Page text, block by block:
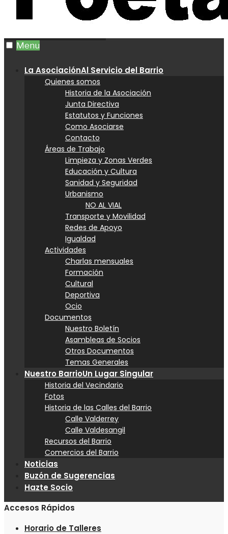
Menu
La AsociaciónAl Servicio del Barrio
Quienes somos
Historia de la Asociación
Junta Directiva
Estatutos y Funciones
Como Asociarse
Contacto
Áreas de Trabajo
Limpieza y Zonas Verdes
Educación y Cultura
Sanidad y Seguridad
Urbanismo
NO AL VIAL
Transporte y Movilidad
Redes de Apoyo
Igualdad
Actividades
Charlas mensuales
Formación
Cultural
Deportiva
Ocio
Documentos
Nuestro Boletín
Asambleas de Socios
Otros Documentos
Temas Generales
Nuestro BarrioUn Lugar Singular
Historia del Vecindario
Fotos
Historia de las Calles del Barrio
Calle Valderrey
Calle Valdesangil
Recursos del Barrio
Comercios del Barrio
Noticias
Buzón de Sugerencias
Hazte Socio
Accesos Rápidos
Horario de Talleres